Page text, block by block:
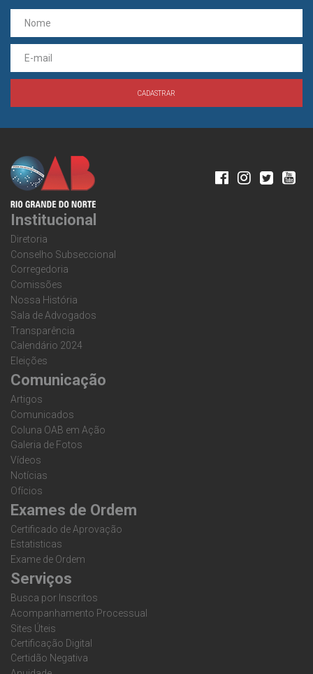
Institucional
Diretoria
Conselho Subseccional
Corregedoria
Comissões
Nossa História
Sala de Advogados
Transparência
Calendário 2024
Eleições
Comunicação
Artigos
Comunicados
Coluna OAB em Ação
Galeria de Fotos
Vídeos
Notícias
Ofícios
Exames de Ordem
Certificado de Aprovação
Estatisticas
Exame de Ordem
Serviços
Busca por Inscritos
Acompanhamento Processual
Sites Úteis
Certificação Digital
Certidão Negativa